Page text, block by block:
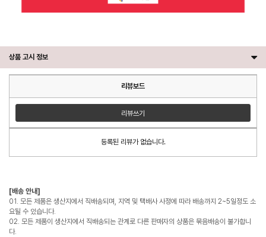
상품 고시 정보
리뷰보드
리뷰쓰기
등록된 리뷰가 없습니다.
[배송 안내]
01. 모든 제품은 생산지에서 직배송되며, 지역 및 택배사 사정에 따라 배송까지 2~5일정도 소
요될 수 있습니다.
02. 모든 제품이 생산지에서 직배송되는 관계로 다른 판매자의 상품은 묶음배송이 불가합니
다.